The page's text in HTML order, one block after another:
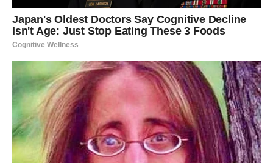
Pred vama su posebni trenuci.
LAV
Pred vama je vrijeme uspjeha, priznanja i velikih pobjeda.
Ono što ste dugo priželjkivali sada postaje mnogo bliže.
Poruka zvijezda